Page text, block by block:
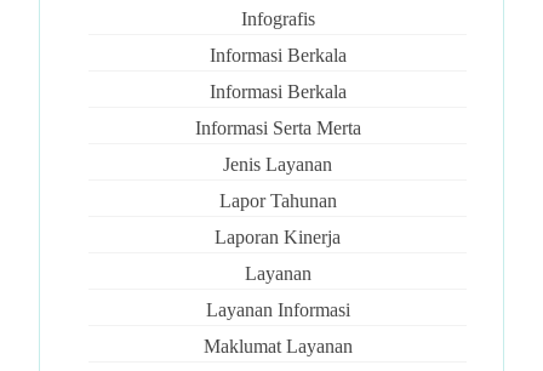
Infografis
Informasi Berkala
Informasi Berkala
Informasi Serta Merta
Jenis Layanan
Lapor Tahunan
Laporan Kinerja
Layanan
Layanan Informasi
Maklumat Layanan